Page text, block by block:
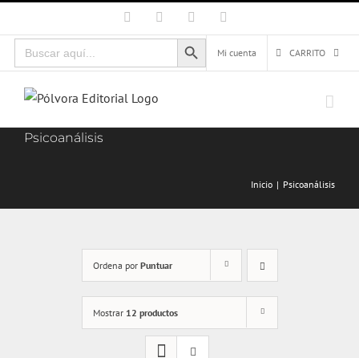
al
contenido
Facebook Instagram
Buscar:
Botón de búsqueda
Mi cuenta
CARRITO
Psicoanálisis
Inicio Psicoanálisis
Ordena por Puntuar
Mostrar 12 productos